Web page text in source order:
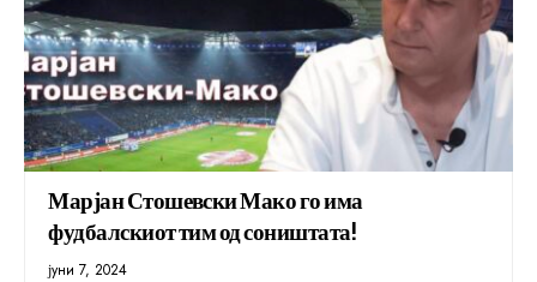
Марјан Стошевски Мако го има
фудбалскиот тим од соништата!
јуни 7, 2024